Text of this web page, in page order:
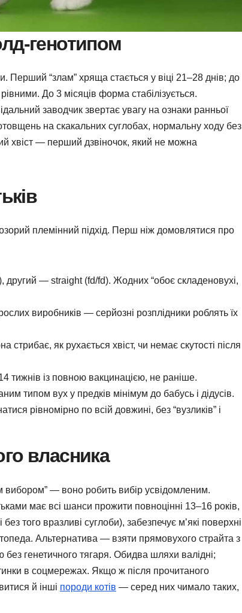
генотипом
“злам” хряща стається у віці 21–28 днів; до
До 3 місяців форма стабілізується.
заводчик звертає увагу на ознаки ранньої
на скакальних суглобах, нормальну ходу без
хвіст — перший дзвіночок, який не можна
племінний підхід. Перш ніж домовлятися про
другий — straight (fd/fd). Жодних “обоє складеновухі,
виробників — серйозні розплідники роблять їх
стрибає, як рухається хвіст, чи немає скутості після
тижнів із повною вакцинацією, не раніше.
типом вух у предків мінімум до бабусь і дідусів.
рівномірно по всій довжині, без “вузликів” і
власника
вибором” — воно робить вибір усвідомленим.
має всі шанси прожити повноцінні 13–16 років,
того вразливі суглоби), забезпечує мʼякі поверхні
Альтернатива — взяти прямовухого страйта з
генетичного тягаря. Обидва шляхи валідні;
в соцмережах. Якщо ж після прочитаного
й інші породи котів — серед них чимало таких,